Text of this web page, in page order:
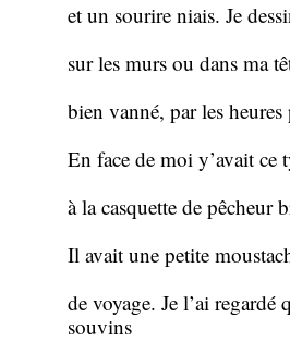
et un sourire niais. Je
sur les murs ou dans ma
bien vanné, par les heures
En face de moi y’avait ce
à la casquette de pêcheur
Il avait une petite
de voyage. Je l’ai
souvins